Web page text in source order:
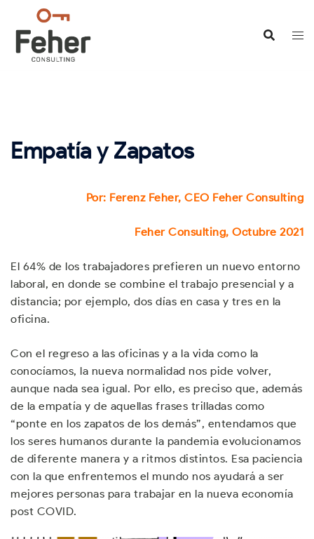
contenido
Empatía y Zapatos
Por: Ferenz Feher, CEO Feher Consulting
Feher Consulting, Octubre 2021
El 64% de los trabajadores prefieren un nuevo entorno
laboral, en donde se combine el trabajo presencial y a
distancia; por ejemplo, dos días en casa y tres en la
oficina.
Con el regreso a las oficinas y a la vida como la
conocíamos, la nueva normalidad nos pide volver,
aunque nada sea igual. Por ello, es preciso que, además
de la empatía y de aquellas frases trilladas como
“ponte en los zapatos de los demás”, entendamos que
los seres humanos durante la pandemia evolucionamos
de diferente manera y a ritmos distintos. Esa paciencia
con la que enfrentemos el mundo nos ayudará a ser
mejores personas para trabajar en la nueva economía
post COVID.